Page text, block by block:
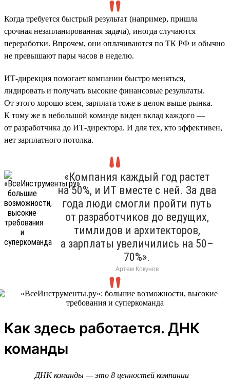
Когда требуется быстрый результат (например, пришла
срочная незапланированная задача), иногда случаются
переработки. Впрочем, они оплачиваются по ТК РФ и обычно
не превышают пары часов в неделю.
ИТ-дирекция помогает компании быстро меняться,
лидировать и получать высокие финансовые результаты.
От этого хорошо всем, зарплата тоже в целом выше рынка.
К тому же в небольшой команде виден вклад каждого —
от разработчика до ИТ-директора. И для тех, кто эффективен,
нет зарплатного потолка.
«Компания каждый год растет
на 50%, и ИТ вместе с ней. За два
года люди смогли пройти путь
от разработчиков до ведущих,
тимлидов и архитекторов,
а зарплаты увеличились на 50–
70%».
Артем Кокунов
Как здесь работается. ДНК
команды
ДНК команды — это 8 ценностей компании